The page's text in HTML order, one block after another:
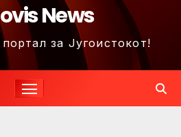
News
за Југоистокот!